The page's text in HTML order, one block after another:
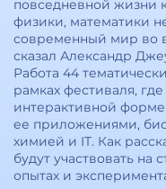
повседневной жизни
физики, математики
современный мир во
сказал Александр
Работа 44
рамках фестиваля,
интерактивной
ее приложениями,
химией и IT. Как
будут участвовать на
опытах и